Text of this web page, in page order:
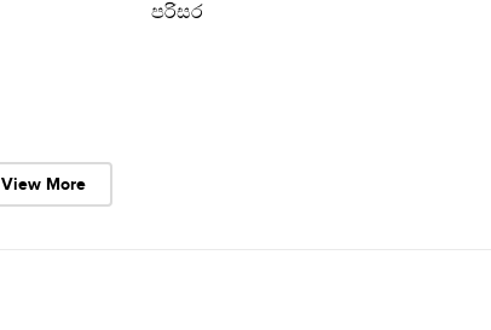
පරිසර
View More